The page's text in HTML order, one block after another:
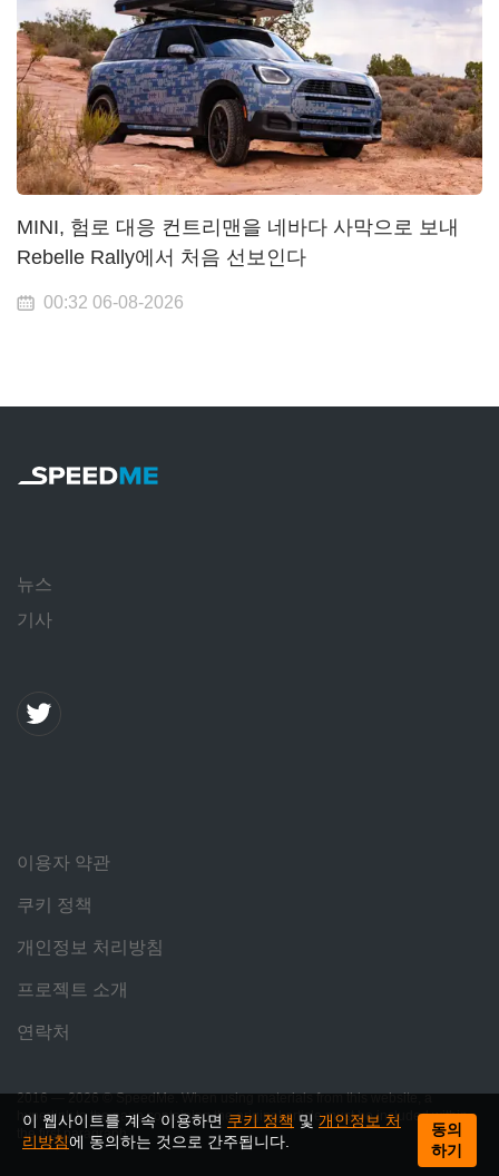
MINI, 험로 대응 컨트리맨을 네바다 사막으로 보내
Rebelle Rally에서 처음 선보인다
00:32 06-08-2026
이 웹사이트를 계속 이용하면 쿠키 정책 및 개인정보 처
리방침에 동의하는 것으로 간주됩니다.
동의
하기
뉴스
기사
이용자 약관
쿠키 정책
개인정보 처리방침
프로젝트 소개
연락처
2016 — 2026 © SpeedMe. When using materials from this website, a
hyperlink to the page containing the original article must be included within
the first paragraph.